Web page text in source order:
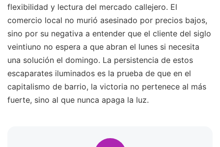
flexibilidad y lectura del mercado callejero. El
comercio local no murió asesinado por precios bajos,
sino por su negativa a entender que el cliente del siglo
veintiuno no espera a que abran el lunes si necesita
una solución el domingo. La persistencia de estos
escaparates iluminados es la prueba de que en el
capitalismo de barrio, la victoria no pertenece al más
fuerte, sino al que nunca apaga la luz.